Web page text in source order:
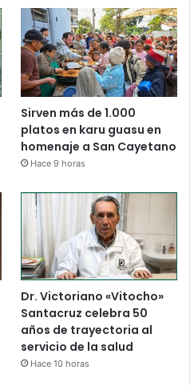
Sirven más de 1.000
platos en karu guasu en
homenaje a San Cayetano
Hace 9 horas
Dr. Victoriano «Vitocho»
Santacruz celebra 50
años de trayectoria al
servicio de la salud
Hace 10 horas